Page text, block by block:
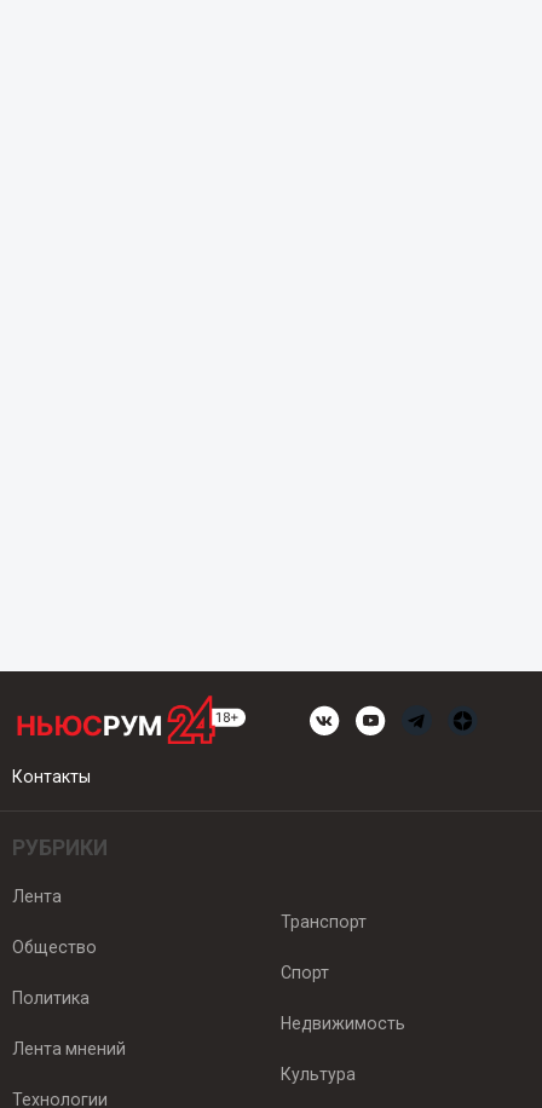
Контакты
РУБРИКИ
Лента
Общество
Политика
Лента мнений
Технологии
Транспорт
Спорт
Недвижимость
Культура